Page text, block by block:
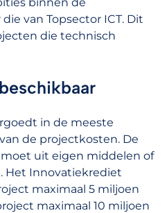
van Topsector ICT. Dit
die technisch
in de meeste
de projectkosten. De
uit eigen middelen of
Het Innovatiekrediet
maximaal 5 miljoen
maximaal 10 miljoen